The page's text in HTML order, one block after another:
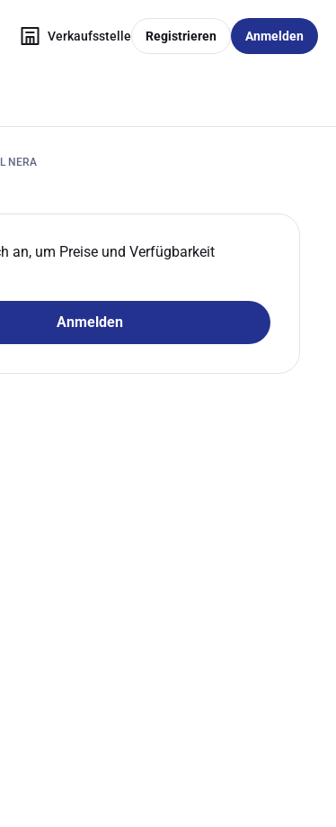
Verkaufsstelle Registrieren Anmelden
NERA
an, um Preise und Verfügbarkeit
Anmelden